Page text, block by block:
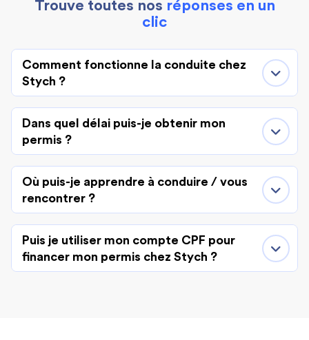
Trouve toutes nos réponses en un
clic
Comment fonctionne la conduite chez
Stych ?
Dans quel délai puis-je obtenir mon
permis ?
Où puis-je apprendre à conduire / vous
rencontrer ?
Puis je utiliser mon compte CPF pour
financer mon permis chez Stych ?